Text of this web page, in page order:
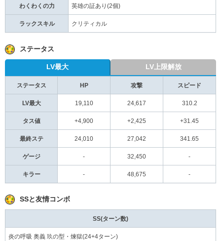
わくわくの力 英雄の証あり(2個)
ラックスキル クリティカル
ステータス
LV最大 LV上限解放
ステータス HP 攻撃 スピード
LV最大 19,110 24,617 310.2
タス値 +4,900 +2,425 +31.45
最終ステ 24,010 27,042 341.65
ゲージ - 32,450 -
キラー - 48,675 -
SSと友情コンボ
SS(ターン数)
炎の呼吸 奥義 玖の型・煉獄(24+4ターン)